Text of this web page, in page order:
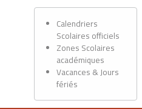
Calendriers
Scolaires officiels
Zones Scolaires
académiques
Vacances & Jours
fériés